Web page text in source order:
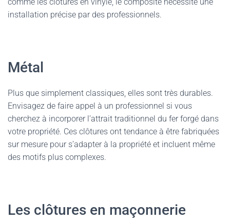
installation précise par des professionnels.
Métal
Plus que simplement classiques, elles sont très durables.
Envisagez de faire appel à un professionnel si vous
cherchez à incorporer l’attrait traditionnel du fer forgé dans
votre propriété. Ces clôtures ont tendance à être fabriquées
sur mesure pour s’adapter à la propriété et incluent même
des motifs plus complexes.
Les clôtures en maçonnerie